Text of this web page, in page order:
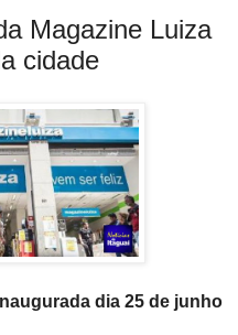
Magazine Luiza
cidade
dia 25 de junho